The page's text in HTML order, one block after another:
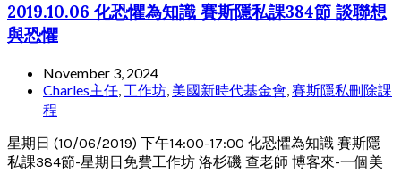
2019.10.06 化恐懼為知識 賽斯隱私課384節 談聯想
與恐懼
November 3, 2024
Charles主任, 工作坊, 美國新時代基金會,賽斯隱私刪除課
程
星期日 (10/06/2019) 下午14:00-17:00 化恐懼為知識 賽斯隱
私課384節-星期日免費工作坊 洛杉磯 查老師 博客來-一個美